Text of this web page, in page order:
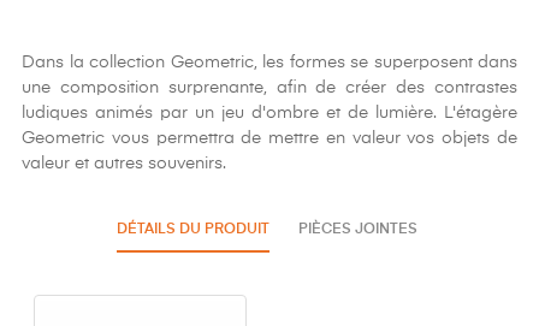
Dans la collection Geometric, les formes se superposent dans
une composition surprenante, afin de créer des contrastes
ludiques animés par un jeu d'ombre et de lumière. L'étagère
Geometric vous permettra de mettre en valeur vos objets de
valeur et autres souvenirs.
DÉTAILS DU PRODUIT PIÈCES JOINTES